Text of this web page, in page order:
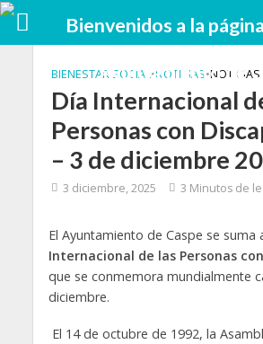
BIENESTAR SOCIAL•NOTICIAS•
Día Internacional
Personas con
– 3 de diciembre
3 diciembre, 2025 3 Minutos de
El Ayuntamiento de Caspe se suma
Internacional de las Personas
que se conmemora mundialmente
diciembre.
El 14 de octubre de 1992, la